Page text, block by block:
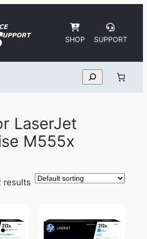
SHOP SUPPORT
Search
LaserJet
M555x
results